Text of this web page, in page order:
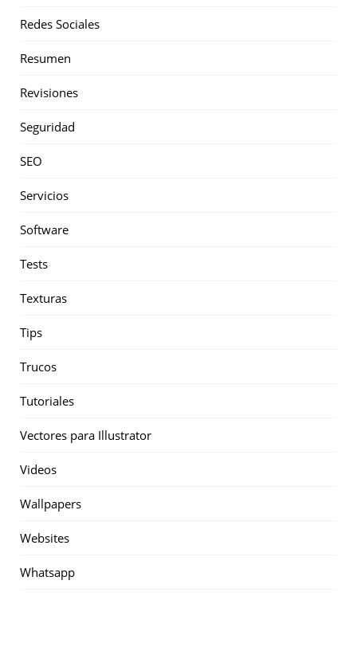
Redes Sociales
Resumen
Revisiones
Seguridad
SEO
Servicios
Software
Tests
Texturas
Tips
Trucos
Tutoriales
Vectores para Illustrator
Videos
Wallpapers
Websites
Whatsapp